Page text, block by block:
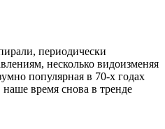
периодически
несколько видоизменяя
популярная в 70-х годах
время снова в тренде